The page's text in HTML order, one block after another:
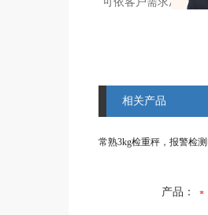
相关产品
常熟3kg检重秤，报警检
产品：